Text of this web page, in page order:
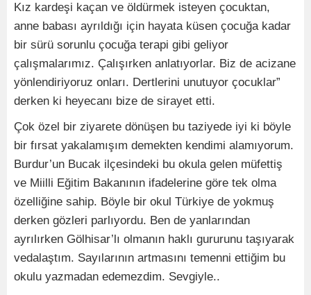
Kız kardeşi kaçan ve öldürmek isteyen çocuktan,
anne babası ayrıldığı için hayata küsen çocuğa kadar
bir sürü sorunlu çocuğa terapi gibi geliyor
çalışmalarımız. Çalışırken anlatıyorlar. Biz de acizane
yönlendiriyoruz onları. Dertlerini unutuyor çocuklar”
derken ki heyecanı bize de sirayet etti.
Çok özel bir ziyarete dönüşen bu taziyede iyi ki böyle
bir fırsat yakalamışım demekten kendimi alamıyorum.
Burdur’un Bucak ilçesindeki bu okula gelen müfettiş
ve Miilli Eğitim Bakanının ifadelerine göre tek olma
özelliğine sahip. Böyle bir okul Türkiye de yokmuş
derken gözleri parlıyordu. Ben de yanlarından
ayrılırken Gölhisar’lı olmanın haklı gururunu taşıyarak
vedalaştım. Sayılarının artmasını temenni ettiğim bu
okulu yazmadan edemezdim. Sevgiyle..